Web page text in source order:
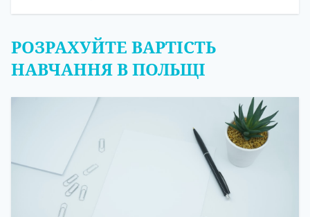
РОЗРАХУЙТЕ ВАРТІСТЬ
НАВЧАННЯ В ПОЛЬЩІ